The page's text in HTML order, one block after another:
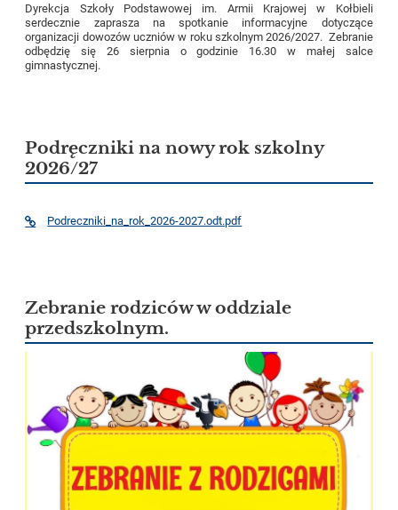
Dyrekcja Szkoły Podstawowej im. Armii Krajowej w Kołbieli
serdecznie zaprasza na spotkanie informacyjne dotyczące
organizacji dowozów uczniów w roku szkolnym 2026/2027. Zebranie
odbędzię się 26 sierpnia o godzinie 16.30 w małej salce
gimnastycznej.
Podręczniki na nowy rok szkolny
2026/27
Podreczniki_na_rok_2026-2027.odt.pdf
Zebranie rodziców w oddziale
przedszkolnym.